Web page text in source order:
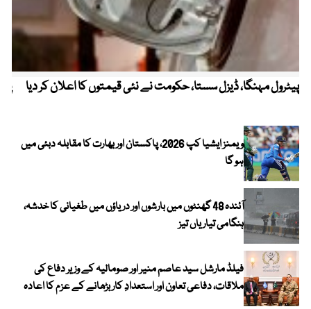
پیٹرول مہنگا، ڈیزل سستا، حکومت نے نئی قیمتوں کا اعلان کر دیا
ویمنز ایشیا کپ 2026، پاکستان اور بھارت کا مقابلہ دبئی میں
ہو گا
آئندہ 48 گھنٹوں میں بارشوں اور دریاؤں میں طغیانی کا خدشہ،
ہنگامی تیاریاں تیز
فیلڈ مارشل سید عاصم منیر اور صومالیہ کے وزیر دفاع کی
ملاقات، دفاعی تعاون اور استعدادِ کار بڑھانے کے عزم کا اعادہ